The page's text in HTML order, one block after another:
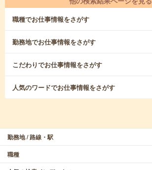
職種でお仕事情報をさがす
勤務地でお仕事情報をさがす
こだわりでお仕事情報をさがす
人気のワードでお仕事情報をさがす
勤務地 / 路線・駅
職種